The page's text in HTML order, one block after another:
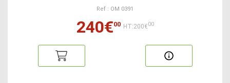
Ref : OM 0391
240€00 HT:200€00